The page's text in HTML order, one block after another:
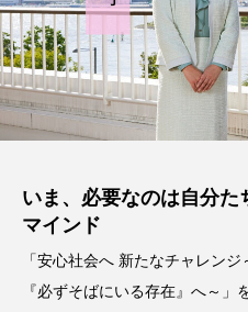
いま、必要なのは自分
マインド
「安心社会へ 新たなチャレン
『必ずそばにいる存在』へ～